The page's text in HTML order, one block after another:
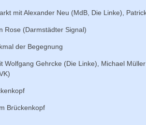
Alexander Neu (MdB, Die Linke),
Rose (Darmstädter Signal)
der Begegnung
Gehrcke (Die Linke), Michael Müller
Brückenkopf